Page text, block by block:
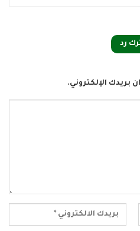
رد
بريدك الإلكتروني.